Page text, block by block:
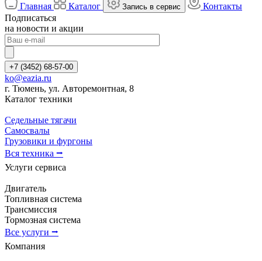
Главная Каталог Запись в сервис
Контакты
Подписаться
на новости и акции
+7 (3452) 68-57-00
ko@eazia.ru
г. Тюмень, ул. Авторемонтная, 8
Каталог техники
Седельные тягачи
Самосвалы
Грузовики и фургоны
Вся техника ⭢
Услуги сервиса
Двигатель
Топливная система
Трансмиссия
Тормозная система
Все услуги ⭢
Компания